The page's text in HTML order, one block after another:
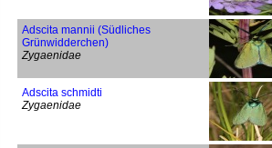
Adscita mannii (Südliches
Grünwidderchen)
Zygaenidae
Adscita schmidti
Zygaenidae